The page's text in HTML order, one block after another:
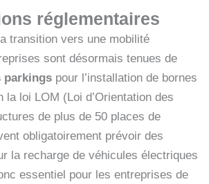
réglementaires
transition vers une mobilité
sont désormais tenues de
parkings pour l’installation de bornes
la loi LOM (Loi d’Orientation des
de plus de 50 places de
obligatoirement prévoir des
la recharge de véhicules électriques
essentiel pour les entreprises de